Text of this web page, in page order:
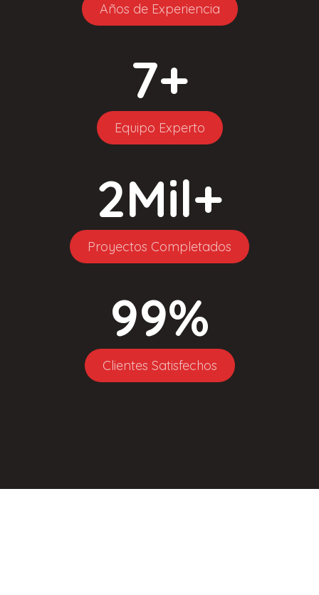
Años de Experiencia
7+
Equipo Experto
2Mil+
Proyectos Completados
99%
Clientes Satisfechos